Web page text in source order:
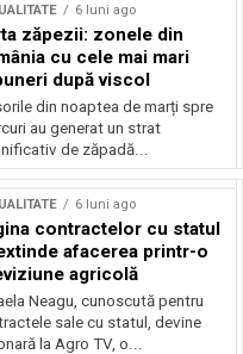
6 luni ago
zăpezii: zonele din
cu cele mai mari
după viscol
din noaptea de marți spre
au generat un strat
de zăpadă...
6 luni ago
contractelor cu statul
afacerea printr-o
agricolă
Neagu, cunoscută pentru
sale cu statul, devine
la Agro TV, o...